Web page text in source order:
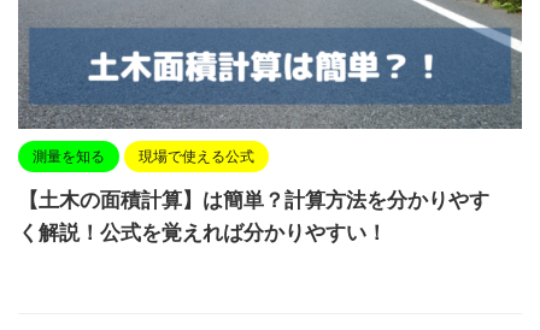
測量を知る 現場で使える公式
【土木の面積計算】は簡単？計算方法を分かりやす
く解説！公式を覚えれば分かりやすい！